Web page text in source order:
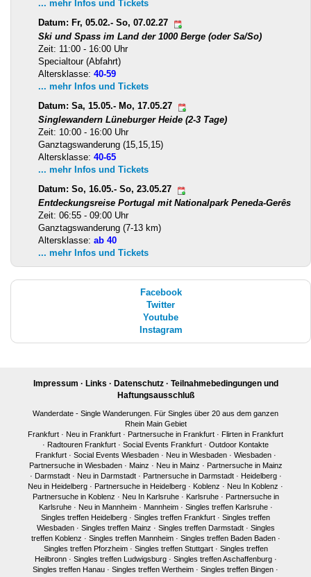
... mehr Infos und Tickets
Datum: Fr, 05.02.- So, 07.02.27
Ski und Spass im Land der 1000 Berge (oder Sa/So)
Zeit: 11:00 - 16:00 Uhr
Specialtour (Abfahrt)
Altersklasse: 40-59
... mehr Infos und Tickets
Datum: Sa, 15.05.- Mo, 17.05.27
Singlewandern Lüneburger Heide (2-3 Tage)
Zeit: 10:00 - 16:00 Uhr
Ganztagswanderung (15,15,15)
Altersklasse: 40-65
... mehr Infos und Tickets
Datum: So, 16.05.- So, 23.05.27
Entdeckungsreise Portugal mit Nationalpark Peneda-Gerês
Zeit: 06:55 - 09:00 Uhr
Ganztagswanderung (7-13 km)
Altersklasse: ab 40
... mehr Infos und Tickets
Facebook
Twitter
Youtube
Instagram
Impressum · Links · Datenschutz· Teilnahmebedingungen und
Haftungsausschluß
Wanderdate - Single Wanderungen. Für Singles über 20 aus dem ganzen
Rhein Main Gebiet
Frankfurt · Neu in Frankfurt · Partnersuche in Frankfurt · Flirten in Frankfurt
· Radtouren Frankfurt · Social Events Frankfurt · Outdoor Kontakte
Frankfurt· Social Events Wiesbaden· Neu in Wiesbaden· Wiesbaden·
Partnersuche in Wiesbaden· Mainz · Neu in Mainz · Partnersuche in Mainz
· Darmstadt· Neu in Darmstadt· Partnersuche in Darmstadt· Heidelberg·
Neu in Heidelberg · Partnersuche in Heidelberg · Koblenz · Neu In Koblenz ·
Partnersuche in Koblenz · Neu In Karlsruhe· Karlsruhe· Partnersuche in
Karlsruhe· Neu in Mannheim· Mannheim· Singles treffen Karlsruhe·
Singles treffen Heidelberg · Singles treffen Frankfurt · Singles treffen
Wiesbaden· Singles treffen Mainz · Singles treffen Darmstadt· Singles
treffen Koblenz · Singles treffen Mannheim· Singles treffen Baden Baden·
Singles treffen Pforzheim· Singles treffen Stuttgart· Singles treffen
Heilbronn· Singles treffen Ludwigsburg· Singles treffen Aschaffenburg·
Singles treffen Hanau · Singles treffen Wertheim · Singles treffen Bingen ·